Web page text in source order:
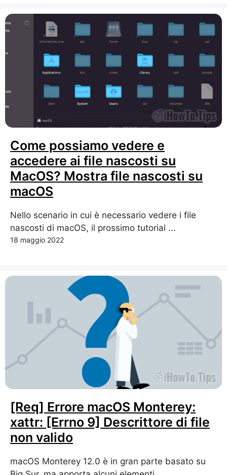
Come possiamo vedere e
accedere ai file nascosti su
MacOS? Mostra file nascosti su
macOS
Nello scenario in cui è necessario vedere i file
nascosti di macOS, il prossimo tutorial ...
18 maggio 2022
[Req] Errore macOS Monterey:
xattr: [Errno 9] Descrittore di file
non valido
macOS Monterey 12.0 è in gran parte basato su